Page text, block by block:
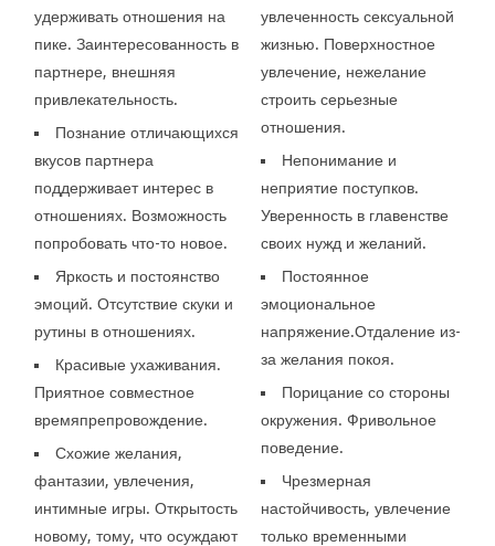
удерживать отношения на
пике. Заинтересованность в
партнере, внешняя
привлекательность.
Познание отличающихся
вкусов партнера
поддерживает интерес в
отношениях. Возможность
попробовать что-то новое.
Яркость и постоянство
эмоций. Отсутствие скуки и
рутины в отношениях.
Красивые ухаживания.
Приятное совместное
времяпрепровождение.
Схожие желания,
фантазии, увлечения,
интимные игры. Открытость
новому, тому, что осуждают
увлеченность сексуальной
жизнью. Поверхностное
увлечение, нежелание
строить серьезные
отношения.
Непонимание и
неприятие поступков.
Уверенность в главенстве
своих нужд и желаний.
Постоянное
эмоциональное
напряжение.Отдаление из-
за желания покоя.
Порицание со стороны
окружения. Фривольное
поведение.
Чрезмерная
настойчивость, увлечение
только временными